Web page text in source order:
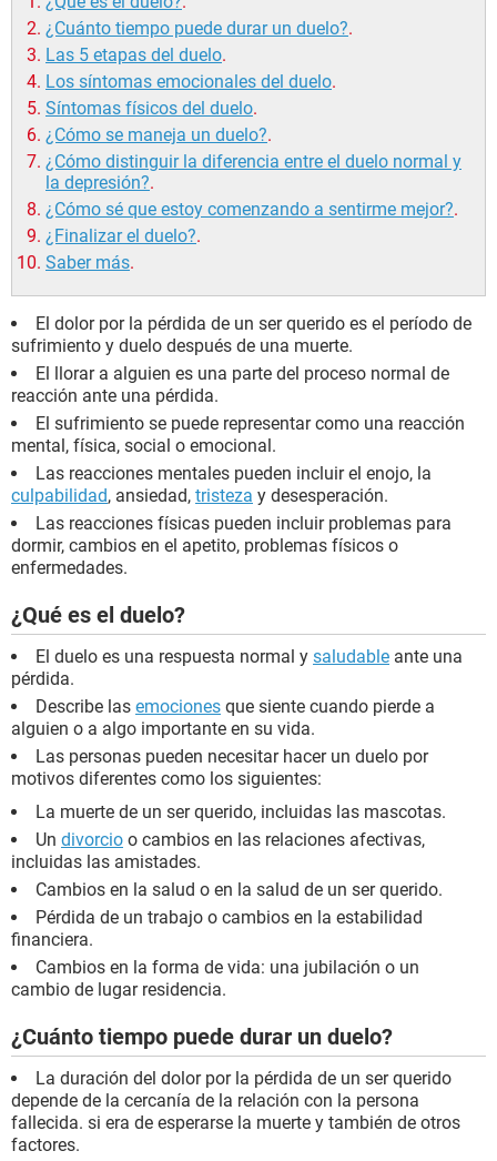
¿Cuánto tiempo puede durar un duelo?.
Las 5 etapas del duelo.
Los síntomas emocionales del duelo.
Síntomas físicos del duelo.
¿Cómo se maneja un duelo?.
¿Cómo distinguir la diferencia entre el duelo normal y
la depresión?.
¿Cómo sé que estoy comenzando a sentirme mejor?.
¿Finalizar el duelo?.
Saber más.
El dolor por la pérdida de un ser querido es el período de
sufrimiento y duelo después de una muerte.
El llorar a alguien es una parte del proceso normal de
reacción ante una pérdida.
El sufrimiento se puede representar como una reacción
mental, física, social o emocional.
Las reacciones mentales pueden incluir el enojo, la
culpabilidad, ansiedad, tristeza y desesperación.
Las reacciones físicas pueden incluir problemas para
dormir, cambios en el apetito, problemas físicos o
enfermedades.
¿Qué es el duelo?
El duelo es una respuesta normal y saludable ante una
pérdida.
Describe las emociones que siente cuando pierde a
alguien o a algo importante en su vida.
Las personas pueden necesitar hacer un duelo por
motivos diferentes como los siguientes:
La muerte de un ser querido, incluidas las mascotas.
Un divorcio o cambios en las relaciones afectivas,
incluidas las amistades.
Cambios en la salud o en la salud de un ser querido.
Pérdida de un trabajo o cambios en la estabilidad
financiera.
Cambios en la forma de vida: una jubilación o un
cambio de lugar residencia.
¿Cuánto tiempo puede durar un duelo?
La duración del dolor por la pérdida de un ser querido
depende de la cercanía de la relación con la persona
fallecida. si era de esperarse la muerte y también de otros
factores.